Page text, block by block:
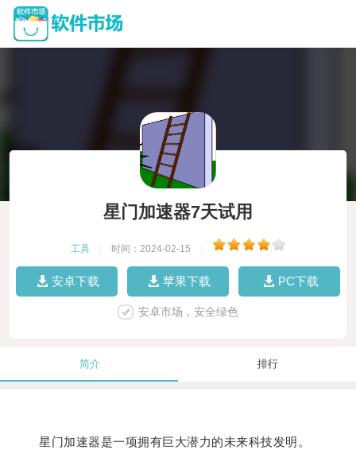
星门加速器7天试用
工具 时间：2024-02-15
安卓下载 苹果下载 PC下载
安卓市场，安全绿色
简介 排行
星门加速器是一项拥有巨大潜力的未来科技发明。